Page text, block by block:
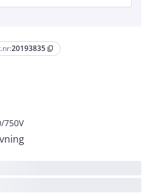
20193835 content_copy
750V